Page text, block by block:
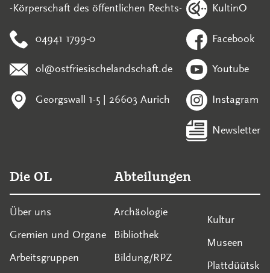
-Körperschaft des öffentlichen Rechts-
04941 1799-0
ol@ostfriesischelandschaft.de
Georgswall 1-5 | 26603 Aurich
KultinO
Facebook
Youtube
Instagram
Newsletter
Die OL
Über uns
Gremien und Organe
Arbeitsgruppen
Abteilungen
Archäologie
Bibliothek
Bildung/RPZ
Kultur
Museen
Plattdüütsk